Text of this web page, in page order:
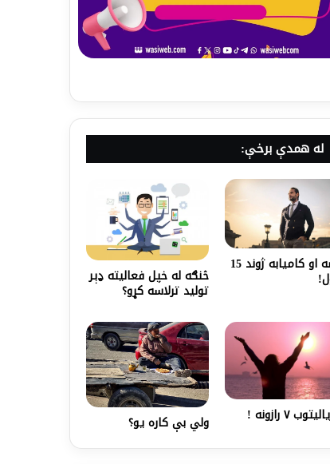
له همدې برخې:
د ښه او کامیابه ژوند 15
څنګه له خپل فعاليته ډېر
توليد ترلاسه کړو؟
۷ رازونه ! ولي بې کاره یو؟